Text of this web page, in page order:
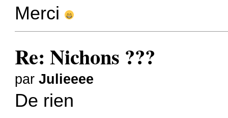
Merci
Re: Nichons ???
parJulieeee
De rien